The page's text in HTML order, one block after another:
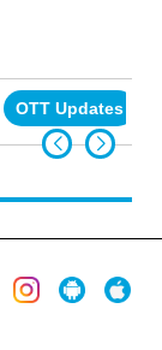
OTT Updates